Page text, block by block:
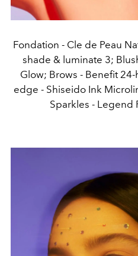
Fondation - Cle de Peau
shade & luminate 3;
Glow; Brows - Benefit
edge - Shiseido Ink
Sparkles - Legend